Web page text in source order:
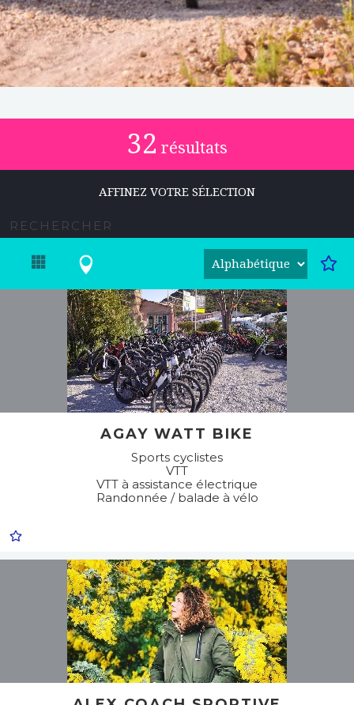
32 résultats
AFFINEZ VOTRE SÉLECTION
AGAY WATT BIKE
Sports cyclistes
VTT
VTT à assistance électrique
Randonnée / balade à vélo